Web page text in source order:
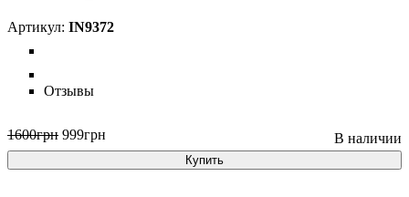
IN9372
Отзывы
1600грн 999грн
Купить